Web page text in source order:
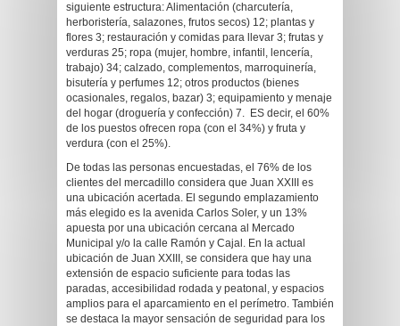
siguiente estructura: Alimentación (charcutería,
herboristería, salazones, frutos secos) 12; plantas y
flores 3; restauración y comidas para llevar 3; frutas y
verduras 25; ropa (mujer, hombre, infantil, lencería,
trabajo) 34; calzado, complementos, marroquinería,
bisutería y perfumes 12; otros productos (bienes
ocasionales, regalos, bazar) 3; equipamiento y menaje
del hogar (droguería y confección) 7. ES decir, el 60%
de los puestos ofrecen ropa (con el 34%) y fruta y
verdura (con el 25%).
De todas las personas encuestadas, el 76% de los
clientes del mercadillo considera que Juan XXIII es
una ubicación acertada. El segundo emplazamiento
más elegido es la avenida Carlos Soler, y un 13%
apuesta por una ubicación cercana al Mercado
Municipal y/o la calle Ramón y Cajal. En la actual
ubicación de Juan XXIII, se considera que hay una
extensión de espacio suficiente para todas las
paradas, accesibilidad rodada y peatonal, y espacios
amplios para el aparcamiento en el perímetro. También
se destaca la mayor sensación de seguridad para los